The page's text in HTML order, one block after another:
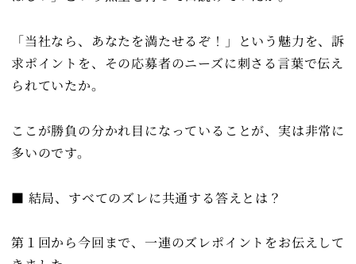
「当社なら、あなたを満たせるぞ！」という魅力を、訴
求ポイントを、その応募者のニーズに刺さる言葉で伝え
られていたか。
ここが勝負の分かれ目になっていることが、実は非常に
多いのです。
■ 結局、すべてのズレに共通する答えとは？
第１回から今回まで、一連のズレポイントをお伝えして